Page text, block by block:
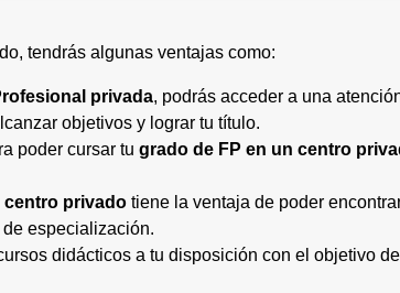
tendrás algunas ventajas como:
privada, podrás acceder a una
objetivos y lograr tu título.
poder cursar tu grado de FP en un centro
centro privado tiene la ventaja de poder
especialización.
didácticos a tu disposición con el objetivo de